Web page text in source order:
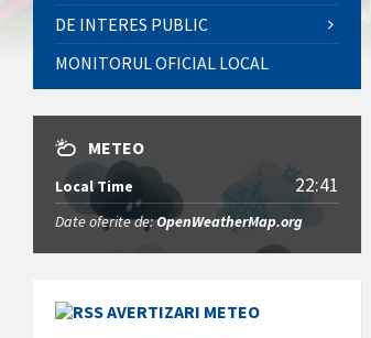
DE INTERES PUBLIC
MONITORUL OFICIAL LOCAL
METEO
Local Time 22:41
Date oferite de:OpenWeatherMap.org
AVERTIZARI METEO